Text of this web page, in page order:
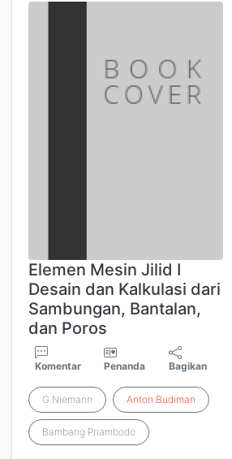
Elemen Mesin Jilid I
Desain dan Kalkulasi dari
Sambungan, Bantalan,
dan Poros
Komentar Penanda Bagikan
G Niemann Anton Budiman
Bambang Priambodo